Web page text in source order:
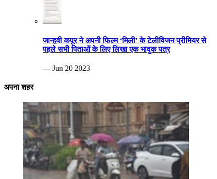
जान्हवी कपूर ने अपनी फिल्म ‘मिली’ के टेलीविजन प्रीमियर से
पहले सभी पिताओं के लिए लिखा एक भावुक पत्र
— Jun 20 2023
अपना शहर